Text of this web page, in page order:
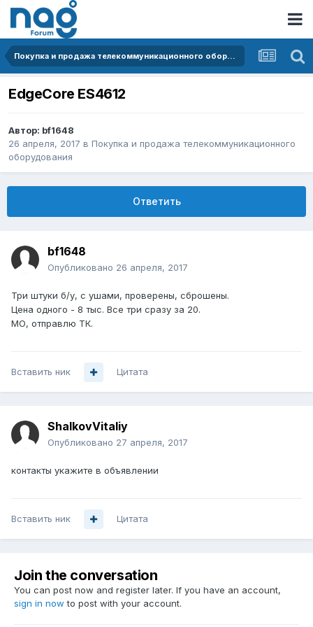
Покупка и продажа телекоммуникационного оборудования
EdgeCore ES4612
Автор: bf1648
26 апреля, 2017 в Покупка и продажа телекоммуникационного
оборудования
Ответить
bf1648
Опубликовано 26 апреля, 2017
Три штуки б/у, с ушами, проверены, сброшены.
Цена одного - 8 тыс. Все три сразу за 20.
МО, отправлю ТК.
Вставить ник Цитата
ShalkovVitaliy
Опубликовано 27 апреля, 2017
контакты укажите в объявлении
Вставить ник Цитата
Join the conversation
You can post now and register later. If you have an account,
sign in now to post with your account.